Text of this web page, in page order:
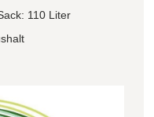
110 Liter